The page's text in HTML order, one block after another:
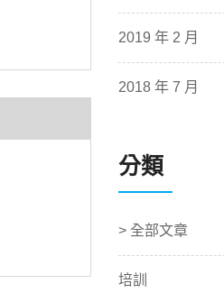
2019 年 2 月
2018 年 7 月
分類
> 全部文章
培訓